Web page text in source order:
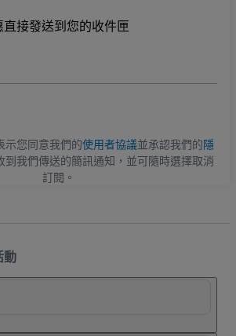
接發送到您的收件匣
示您同意我們的使用者協議並承認我們的隱
到我們傳送的簡訊通知，並可隨時選擇取消
訂閱。
動